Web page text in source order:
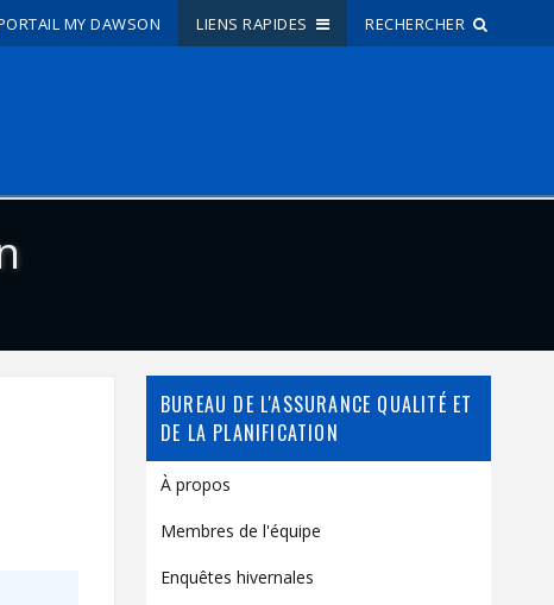
MY DAWSON LIENS RAPIDES RECHERCHER
BUREAU DE L'ASSURANCE QUALITÉ ET
DE LA PLANIFICATION
À propos
Membres de l'équipe
Enquêtes hivernales
Recherche sur le site
Comment postuler